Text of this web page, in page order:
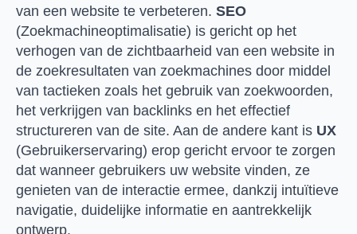
van een website te verbeteren. SEO
(Zoekmachineoptimalisatie) is gericht op het
verhogen van de zichtbaarheid van een website in
de zoekresultaten van zoekmachines door middel
van tactieken zoals het gebruik van zoekwoorden,
het verkrijgen van backlinks en het effectief
structureren van de site. Aan de andere kant is UX
(Gebruikerservaring) erop gericht ervoor te zorgen
dat wanneer gebruikers uw website vinden, ze
genieten van de interactie ermee, dankzij intuïtieve
navigatie, duidelijke informatie en aantrekkelijk
ontwerp.